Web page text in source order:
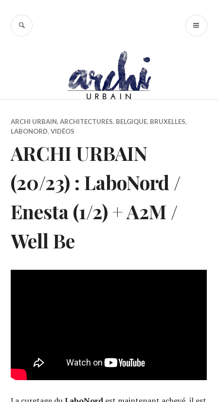
contenu
RECHERCHE
ARCHI URBAIN,ARCHITECTURES, BELGIQUE, BRUXELLES,
LABONORD,VIDÉOS
ARCHI URBAIN
(20/23) : LaboNord /
Enesta (1/2) + A2M /
Well Be